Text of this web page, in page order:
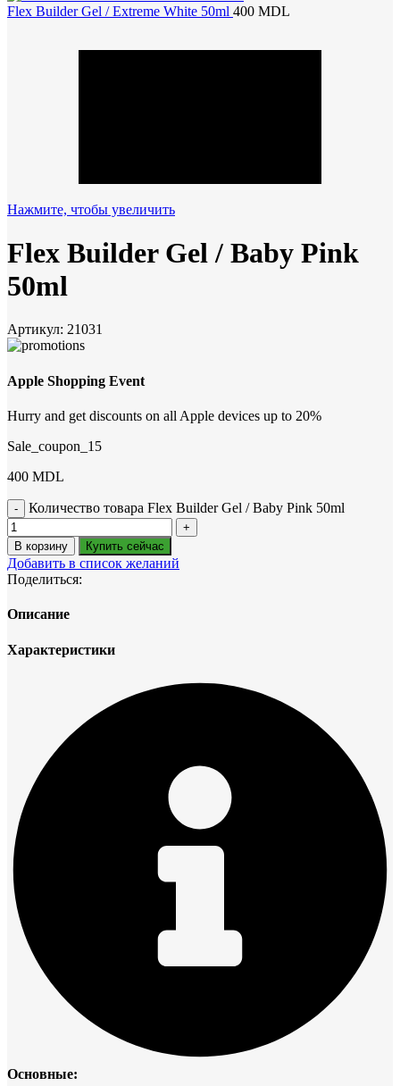
Flex Builder Gel / Extreme White 50ml 400 MDL
Нажмите, чтобы увеличить
Flex Builder Gel / Baby Pink
50ml
Артикул: 21031
Apple Shopping Event
Hurry and get discounts on all Apple devices up to 20%
Sale_coupon_15
400 MDL
Количество товара Flex Builder Gel / Baby Pink 50ml
В корзину Купить сейчас
Добавить в список желаний
Поделиться:
Описание
Характеристики
Основные: